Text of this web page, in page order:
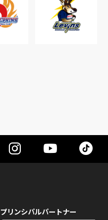
プリンシパルパートナー